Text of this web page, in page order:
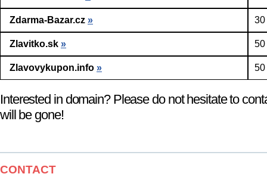
Zdarma-Bazar.cz » 30
Zlavitko.sk » 50
Zlavovykupon.info » 50
Interested in domain? Please do not hesitate to
will be gone!
CONTACT